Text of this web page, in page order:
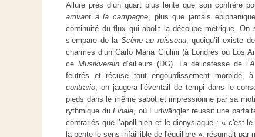
Allure près d’un quart plus lente que son confrère
arrivant à la campagne, plus que jamais
continuité du flux qui abolit la découpe métrique. On
s’empare de la Scène au ruisseau, quoiqu’il existe
charmes d’un Carlo Maria Giulini (à Londres ou Los
ce Musikvereind’ailleurs (DG). La délicatesse de l’
feutrés et récuse tout engourdissement morbide,
contrario, on jaugera l’éventail de tempi dans le
pieds dans le même sabot et impressionne par sa
rythmique du Finale, où Furtwängler réussit une
contrariés que l’apollinien et le dionysiaque : « c'est
la pente le sens infaillible de l'équilibre », résumait par